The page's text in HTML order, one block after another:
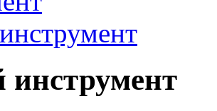
инструмент